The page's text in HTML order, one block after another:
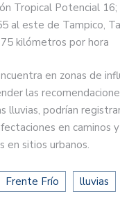
Tropical Potencial
al este de Tampico,
kilómetros por hora
en zonas de
las
lluvias, podrían
en caminos
en sitios urbanos.
Frente Frío lluvias